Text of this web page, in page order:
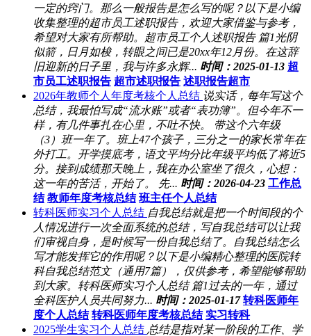
一定的窍门。那么一般报告是怎么写的呢？以下是小编
收集整理的超市员工述职报告，欢迎大家借鉴与参考，
希望对大家有所帮助。超市员工个人述职报告 篇1光阴
似箭，日月如梭，转眼之间已是20xx年12月份。在这辞
旧迎新的日子里，我与许多永辉... 时间：2025-01-13 超
市员工述职报告 超市述职报告 述职报告超市
2026年教师个人年度考核个人总结 说实话，每年写这个
总结，我最怕写成“流水账”或者“表功簿”。但今年不一
样，有几件事扎在心里，不吐不快。 带这个六年级
（3）班一年了。班上47个孩子，三分之一的家长常年在
外打工。开学摸底考，语文平均分比年级平均低了将近5
分。接到成绩那天晚上，我在办公室坐了很久，心想：
这一年的苦活，开始了。 先... 时间：2026-04-23 工作总
结 教师年度考核总结 班主任个人总结
转科医师实习个人总结 自我总结就是把一个时间段的个
人情况进行一次全面系统的总结，写自我总结可以让我
们审视自身，是时候写一份自我总结了。自我总结怎么
写才能发挥它的作用呢？以下是小编精心整理的医院转
科自我总结范文（通用7篇），仅供参考，希望能够帮助
到大家。转科医师实习个人总结 篇1过去的一年，通过
全科医护人员共同努力... 时间：2025-01-17 转科医师年
度个人总结 转科医师年度考核总结 实习转科
2025学生实习个人总结 总结是指对某一阶段的工作、学